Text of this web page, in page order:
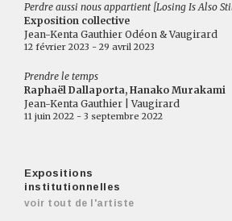
Perdre aussi nous appartient [Losing Is Also
Exposition collective
Jean-Kenta Gauthier Odéon & Vaugirard
12 février 2023 - 29 avril 2023
Prendre le temps
Raphaël Dallaporta, Hanako Murakami
Jean-Kenta Gauthier | Vaugirard
11 juin 2022 - 3 septembre 2022
Expositions
institutionnelles
voir tout de l'artiste